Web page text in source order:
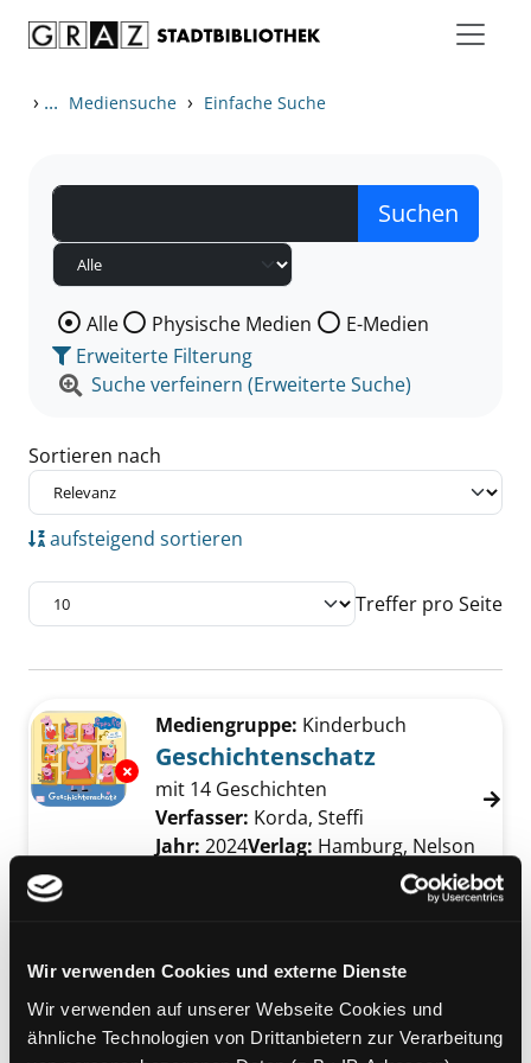
Wir verwenden Cookies und externe Dienste
Wir verwenden auf unserer Webseite Cookies und
ähnliche Technologien von Drittanbietern zur Verarbeitung
› ... Mediensuche › Einfache Suche
Wählen Sie die Medienart nach der Sie suchen wollen.
Alle Physische Medien
E-Medien
Erweiterte Filterung
Suche verfeinern (Erweiterte Suche)
Sortieren nach
aufsteigend sortieren
Treffer pro Seite
Zu den Suchfiltern springen
Exemplar-Details von Geschichtenschatz
Mediengruppe: Kinderbuch
Geschichtenschatz
mit 14 Geschichten
Verfasser: Korda, Steffi
Jahr: 2024Verlag: Hamburg, Nelson
Peppa Pig, Toggolino
Mein riesengroßer
Vorlesespaß
mit 15 Geschichten
Verfasser: Korda, Steffi Suche nach